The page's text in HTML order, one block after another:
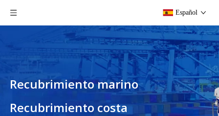
Español
Recubrimiento marino
Recubrimiento costa